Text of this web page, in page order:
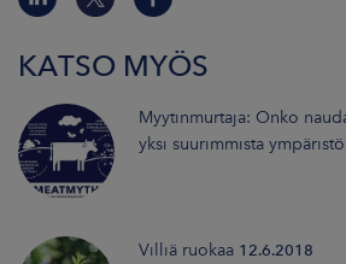
KATSO MYÖS
Myytinmurtaja: Onko
yksi suurimmista
Villiä ruokaa 12.6.2018